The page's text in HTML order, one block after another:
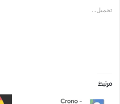
تحميل...
مرتبط